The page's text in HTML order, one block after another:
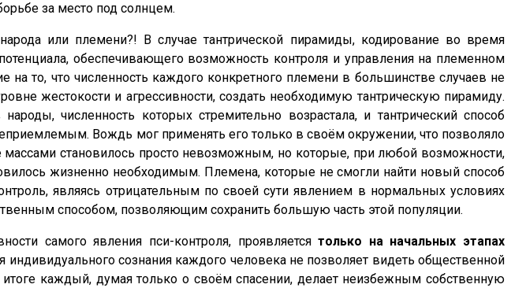
за место под солнцем.
или племени?! В случае тантрической пирамиды, кодирование во время
обеспечивающего возможность контроля и управления на племенном
то, что численность каждого конкретного племени в большинстве случаев не
жестокости и агрессивности, создать необходимую тантрическую пирамиду.
численность которых стремительно возрастала, и тантрический способ
Вождь мог применять его только в своём окружении, что позволяло
становилось просто невозможным, но которые, при любой возможности,
жизненно необходимым. Племена, которые не смогли найти новый способ
являясь отрицательным по своей сути явлением в нормальных условиях
способом, позволяющим сохранить большую часть этой популяции.
самого явления пси-контроля, проявляетсятолько на начальных этапах
индивидуального сознания каждого человека не позволяет видеть общественной
итоге каждый, думая только о своём спасении, делает неизбежным собственную